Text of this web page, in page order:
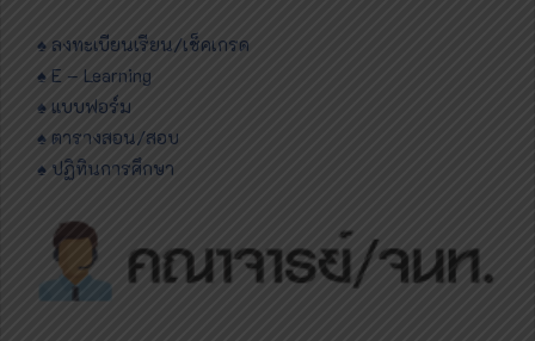
♠ ลงทะเบียนเรียน/เช็คเกรด
♠ E – Learning
♠ แบบฟอร์ม
♠ ตารางสอน/สอบ
♠ ปฏิทินการศึกษา